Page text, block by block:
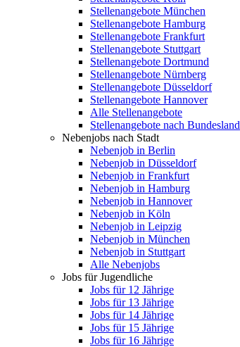
Stellenangebote München
Stellenangebote Hamburg
Stellenangebote Frankfurt
Stellenangebote Stuttgart
Stellenangebote Dortmund
Stellenangebote Nürnberg
Stellenangebote Düsseldorf
Stellenangebote Hannover
Alle Stellenangebote
Stellenangebote nach Bundesland
Nebenjobs nach Stadt
Nebenjob in Berlin
Nebenjob in Düsseldorf
Nebenjob in Frankfurt
Nebenjob in Hamburg
Nebenjob in Hannover
Nebenjob in Köln
Nebenjob in Leipzig
Nebenjob in München
Nebenjob in Stuttgart
Alle Nebenjobs
Jobs für Jugendliche
Jobs für 12 Jährige
Jobs für 13 Jährige
Jobs für 14 Jährige
Jobs für 15 Jährige
Jobs für 16 Jährige